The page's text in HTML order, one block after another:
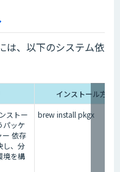
は、以下のシステム依
インストール方法
ストー
パッケ
ー 依存
し、分
境を構
brew install pkgx